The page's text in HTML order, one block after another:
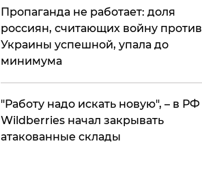
​Пропаганда не работает: доля
россиян, считающих войну против
Украины успешной, упала до
минимума
"Работу надо искать новую", – в РФ
Wildberries начал закрывать
атакованные склады